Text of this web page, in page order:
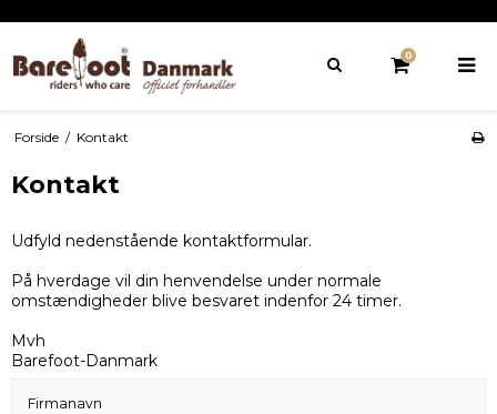
0
Forside / Kontakt
Kontakt
Udfyld nedenstående kontaktformular.
På hverdage vil din henvendelse under normale
omstændigheder blive besvaret indenfor 24 timer.
Mvh
Barefoot-Danmark
Firmanavn